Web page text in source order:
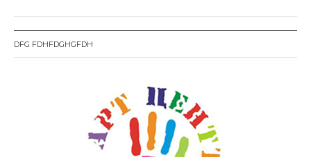
и
DFG FDHFDGHGFDH